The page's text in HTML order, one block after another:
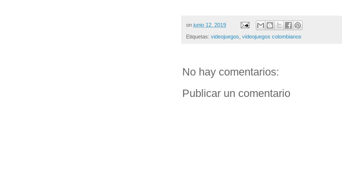
on junio 12, 2019
Etiquetas: videojuegos videojuegos colombianos
No hay comentarios:
Publicar un comentario